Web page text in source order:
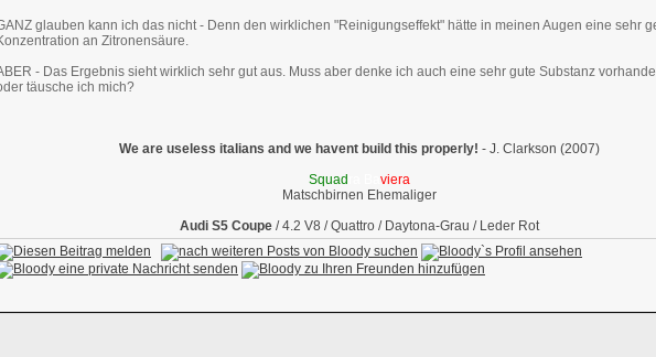
glauben kann ich das nicht - Denn den wirklichen "Reinigungseffekt" hätte in meinen Augen eine sehr
an Zitronensäure.
- Das Ergebnis sieht wirklich sehr gut aus. Muss aber denke ich auch eine sehr gute Substanz
täusche ich mich?
We are useless italians and we havent build this properly! - J. Clarkson (2007)
Squad
viera
Matschbirnen Ehemaliger
Audi S5 Coupe / 4.2 V8 / Quattro / Daytona-Grau / Leder Rot